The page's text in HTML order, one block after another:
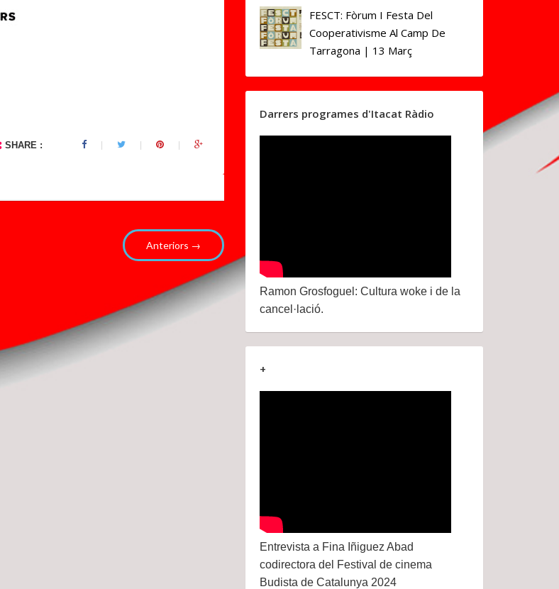
SHARE :
Anteriors →
FESCT: Fòrum I Festa Del
Cooperativisme Al Camp De
Tarragona | 13 Març
Darrers programes d'Itacat Ràdio
Ramon Grosfoguel: Cultura woke i de la
cancel·lació.
+
Entrevista a Fina Iñiguez Abad
codirectora del Festival de cinema
Budista de Catalunya 2024